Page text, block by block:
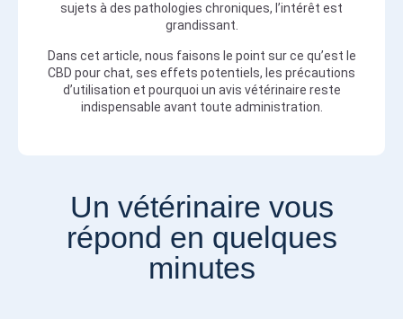
sujets à des pathologies chroniques, l’intérêt est
grandissant.
Dans cet article, nous faisons le point sur ce qu’est le
CBD pour chat, ses effets potentiels, les précautions
d’utilisation et pourquoi un avis vétérinaire reste
indispensable avant toute administration.
Un vétérinaire vous
répond en quelques
minutes